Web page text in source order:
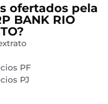
ofertados pela
BANK RIO
PF
PJ